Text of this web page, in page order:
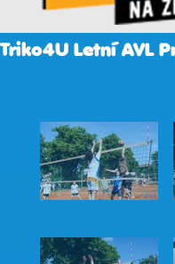
Triko4U Letní AVL